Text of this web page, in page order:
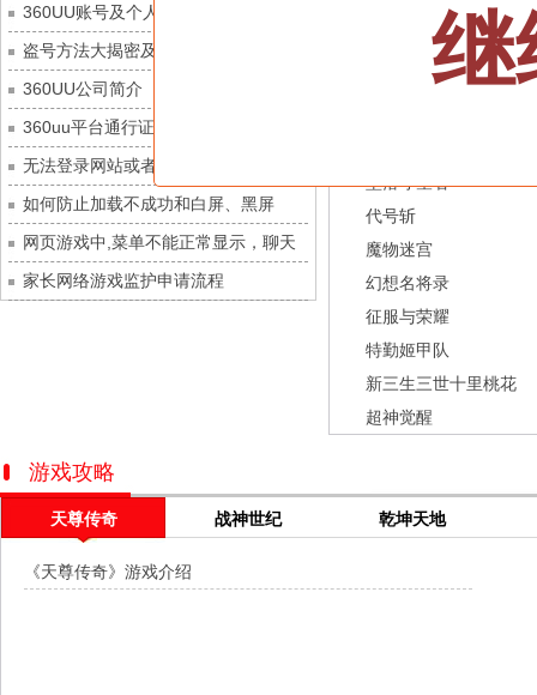
魔物迷宫
每日新服
城防三国志
每日新服
九梦仙域
每日新服
豌豆大作战
每日新服
灵魂序章
每日新服
冒险守护
每日新服
今日 10:00点
绝地苍穹
每日新服
今日 10:00点
代号斩
每日新服
今日 10:00点
征服与荣耀
天空的魔幻城 每日新服
今日 10:00点
斩魔问道
每日新服
今日 10:00点
灵魂契约
每日新服
360UU账号及个人资料游戏数据安全
盗号方法大揭密及防范措施？
360UU公司简介
360uu平台通行证用户服务协议和相关
的条款和条件
无法登录网站或者看不到游戏列表的解
决方法
如何防止加载不成功和白屏、黑屏
网页游戏中,菜单不能正常显示，聊天
及其它功能不能正常使用的解决办法
家长网络游戏监护申请流程
黎明召唤
龙之战歌
坠落守望者
代号斩
魔物迷宫
幻想名将录
征服与荣耀
特勤姬甲队
新三生三世十里桃花
超神觉醒
游戏攻略
天尊传奇 战神世纪 乾坤天地
《天尊传奇》游戏介绍
继